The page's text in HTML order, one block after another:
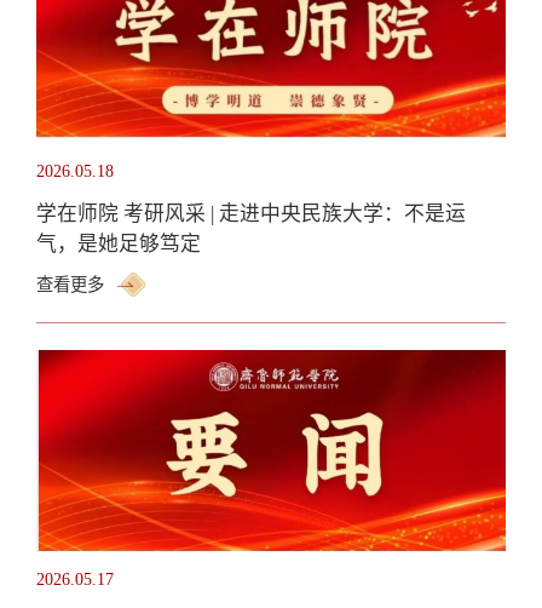
2026.05.18
学在师院 考研风采 | 走进中央民族大学：不是运
气，是她足够笃定
查看更多
2026.05.17